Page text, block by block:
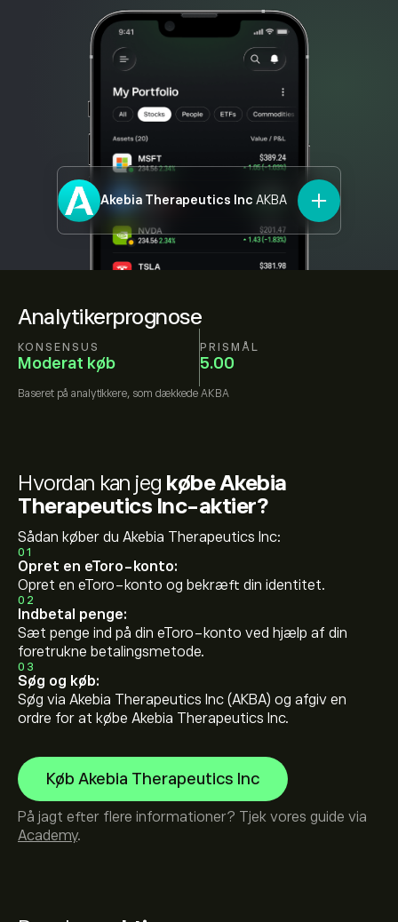
Analytikerprognose
KONSENSUS
Moderat køb
PRISMÅL
5.00
Baseret på analytikkere, som dækkede AKBA
Akebia Therapeutics Inc AKBA
Hvordan kan jeg købe Akebia
Therapeutics Inc-aktier?
Sådan køber du Akebia Therapeutics Inc:
01
Opret en eToro-konto:
Opret en eToro-konto og bekræft din identitet.
02
Indbetal penge:
Sæt penge ind på din eToro-konto ved hjælp af din
foretrukne betalingsmetode.
03
Søg og køb:
Søg via Akebia Therapeutics Inc (AKBA) og afgiv en
ordre for at købe Akebia Therapeutics Inc.
Køb Akebia Therapeutics Inc
På jagt efter flere informationer? Tjek vores guide via
Academy.